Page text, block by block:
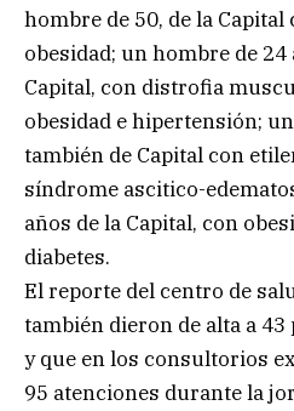
hombre de 50, de la
obesidad; un hombre de
Capital, con distrofia
obesidad e hipertensión;
también de Capital con
síndrome ascitico-
años de la Capital, con
diabetes.
El reporte del centro de
también dieron de alta a
y que en los consultorios
95 atenciones durante la